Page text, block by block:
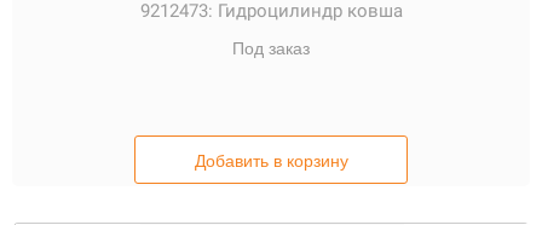
9212473: Гидроцилиндр ковша
Под заказ
Добавить в корзину